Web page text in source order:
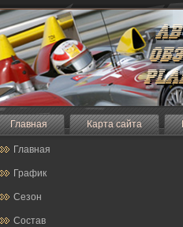
Главная Карта сайта
Главная
График
Сезон
Состав